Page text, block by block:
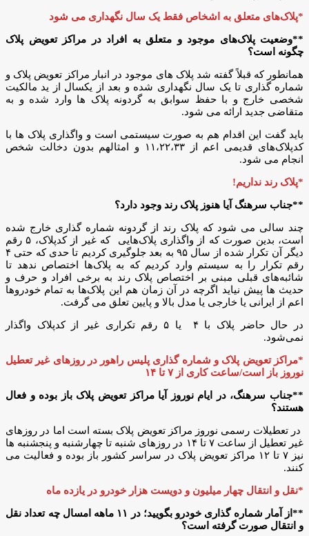
*پلاک‌های متعلق به اشخاص فقط یک سال نگهداری می شود
**وضعیت پلاک‌های موجود و متعلق به افراد در مراکز تعویض پلاک
چگونه است؟
همانطور که قبلاً گفته شد پلاک های موجود در انبار مراکز تعویض پلاک و
شماره گذاری تا یک سال نگهداری شده و بعد از یکسال از ید مالکیت
شخصی خارج و با حفظ سوابق به گردونه پلاک ها وارد شده و به
متقاضی جدید ارائه می شود.
باید گفت این اقدام هم به صورت سیستمی است و واگذاری پلاک ها با
کدپلاک‌های قدیمی اعم از ۱۱،۲۲،۳۳ و امثالهم بدون دخالت شخص
انجام می شود.
*پلاک رند نداریم!
**جناب سرهنگ آیا هنوز پلاک رند وجود دارد؟
چند سالی می شود که پلاک رند از گردونه شماره گذاری خارج شده
است، بدین صورت که از واگذاری پلاک‌هایی که غیر از کدپلاک، ۵ رقم
دیگر آن تکرار شده از سال ۹۵ به بعد جلوگیری کردیم تا حدی که حتی ۴
رقم تکرار را به سیستم وارد کردیم که به پلاک‌ها اختصاص ندهد تا
شائبه‌‌های قبلی مبنی بر اختصاص پلاک رند به برخی افراد و حرف و
حدیث ها پیش نیاید اگرچه در آن زمان هم این پلاک‌ها به تمام خودروها
اعم از ایرانی یا خارجی یا مدل بالا و پایین تعلق می گرفت.
در حال حاضر پلاک با ۴ یا ۵ رقم تکراری غیر از کدپلاک واگذار
نمی‌شود.
*مراکز تعویض پلاک و شماره گذاری پلیس راهور در روزهای غیر تعطیل
نوروز باز است/ساعت کاری از ۷ تا ۱۴
**جناب سرهنگ، در ایام نوروز آیا مراکز تعویض پلاک باز بوده و فعال
هستند؟
در تعطیلات رسمی نوروز مراکز تعویض پلاک بسته است اما در روزهای
غیر تعطیل از ساعت ۷ تا ۱۴ در روزهای شنبه تا چهارشنبه و پنجشنبه ها
نیز ۷ تا ۱۲ مراکز تعویض پلاک در سراسر کشور باز بوده و فعالیت می
کنند.
*نقل و انتقال چهار میلیون و دویست هزار خودرو در یازده ماه
**از آمار شماره گذاری خودرو بگویید؛ در ۱۱ ماهه امسال چه تعداد نقل
و انتقال صورت گرفته است؟